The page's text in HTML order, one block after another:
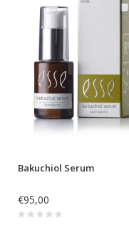
Bakuchiol Serum
€95,00